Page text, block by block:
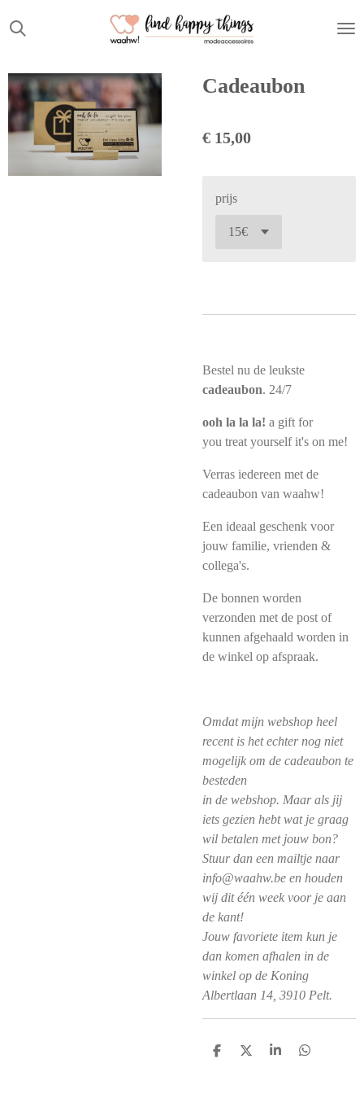
direct
de
hoofdinhoud
Cadeaubon
€ 15,00
prijs
Bestel nu de leukste
cadeaubon. 24/7
ooh la la la! a gift for
you treat yourself it's on me!
Verras iedereen met de
cadeaubon van waahw!
Een ideaal geschenk voor
jouw familie, vrienden &
collega's.
De bonnen worden
verzonden met de post of
kunnen afgehaald worden in
de winkel op afspraak.
Omdat mijn webshop heel
recent is het echter nog niet
mogelijk om de cadeaubon te
besteden
in de webshop. Maar als jij
iets gezien hebt wat je graag
wil betalen met jouw bon?
Stuur dan een mailtje naar
info@waahw.be en houden
wij dit één week voor je aan
de kant!
Jouw favoriete item kun je
dan komen afhalen in de
winkel op de Koning
Albertlaan 14, 3910 Pelt.
D
D
S
D